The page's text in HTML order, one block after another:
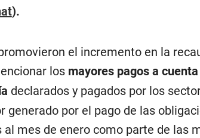
).
el incremento en la
los mayores pagos a
declarados y pagados por los
generado por el pago de las
mes de enero como parte de las